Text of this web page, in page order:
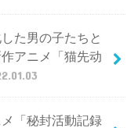
た男の子たちと
アニメ「猫先动
「秘封活動記録